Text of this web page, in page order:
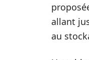
allant
au